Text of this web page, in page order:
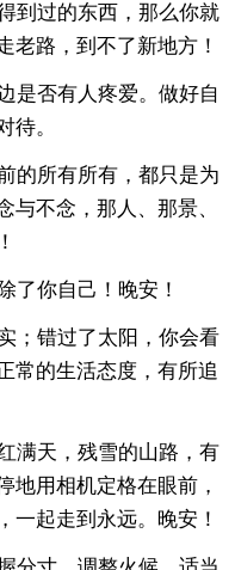
到过的东西，那么你就
老路，到不了新地方！
是否有人疼爱。做好自
待。
的所有所有，都只是为
与不念，那人、那景、
了你自己！晚安！
；错过了太阳，你会看
常的生活态度，有所追
满天，残雪的山路，有
地用相机定格在眼前，
一起走到永远。晚安！